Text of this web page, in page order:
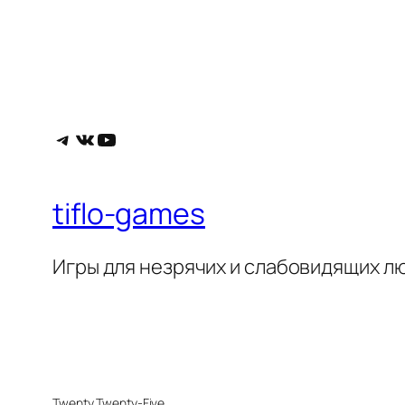
Telegram
ВКонтакте
YouTube
tiflo-games
Игры для незрячих и слабовидящих